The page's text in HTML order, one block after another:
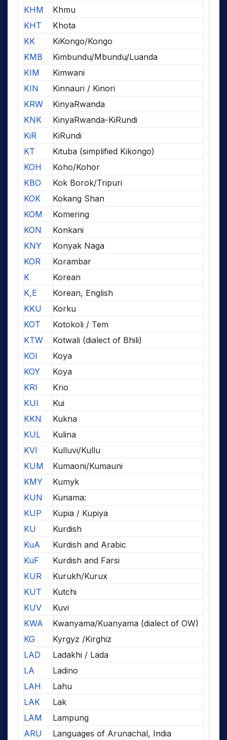
KHM
Khmu
KHT
Khota
KK
KiKongo/Kongo
KMB
Kimbundu/Mbundu/Luanda
KIM
Kimwani
KIN
Kinnauri / Kinori
KRW
KinyaRwanda
KNK
KinyaRwanda-KiRundi
KiR
KiRundi
KT
Kituba (simplified Kikongo)
KOH
Koho/Kohor
KBO
Kok Borok/Tripuri
KOK
Kokang Shan
KOM
Komering
KON
Konkani
KNY
Konyak Naga
KOR
Korambar
K
Korean
K,E
Korean, English
KKU
Korku
KOT
Kotokoli / Tem
KTW
Kotwali (dialect of Bhili)
KOI
Koya
KOY
Koya
KRI
Krio
KUI
Kui
KKN
Kukna
KUL
Kulina
KVI
Kulluvi/Kullu
KUM
Kumaoni/Kumauni
KMY
Kumyk
KUN
Kunama:
KUP
Kupia / Kupiya
KU
Kurdish
KuA
Kurdish and Arabic
KuF
Kurdish and Farsi
KUR
Kurukh/Kurux
KUT
Kutchi
KUV
Kuvi
KWA
Kwanyama/Kuanyama (dialect of OW)
KG
Kyrgyz /Kirghiz
LAD
Ladakhi / Lada
LA
Ladino
LAH
Lahu
LAK
Lak
LAM
Lampung
ARU
Languages of Arunachal, India